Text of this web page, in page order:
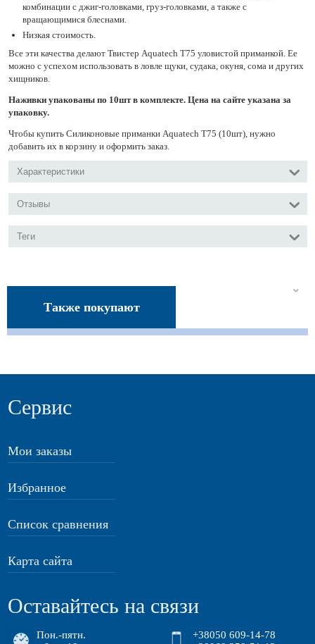
комбинации с джиг-головками, груз-головками, а также с
вращающимися блеснами.
Низкая стоимость.
Все эти качества делают Твистер Aquatech Т75 уловистой приманкой. Ее
можно с успехом использовать в ловле щуки, судака, окуня, сома и других
хищников.
Наживки упакованы по 10шт в комплекте. Цена на сайте указана за
упаковку.
Чтобы купить Силиконовые приманки Aquatech Т75 (10шт), нужно
добавить их в корзину и оформить заказ.
Характеристики
Отзывы
Теги
Также покупают
Сервис
Мои заказы
Избранное
Список сравнения
Карта сайта
Оставайтесь на связи
Пон.-пятн.
+38050 609-14-78